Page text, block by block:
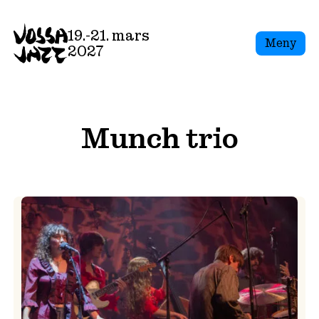
to
content
19.-21. mars
2027
Meny
Munch trio